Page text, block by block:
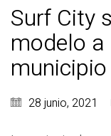
Surf City
modelo
28 junio, 2021